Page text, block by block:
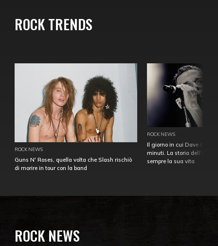
ROCK TRENDS
ROCK NEWS
Guns N' Roses, quella volta che Slash rischiò
di morire in tour con la band
ROCK NEWS
Il giorno in cui Dave
minuti. La storia
sempre la sua vita
ROCK NEWS